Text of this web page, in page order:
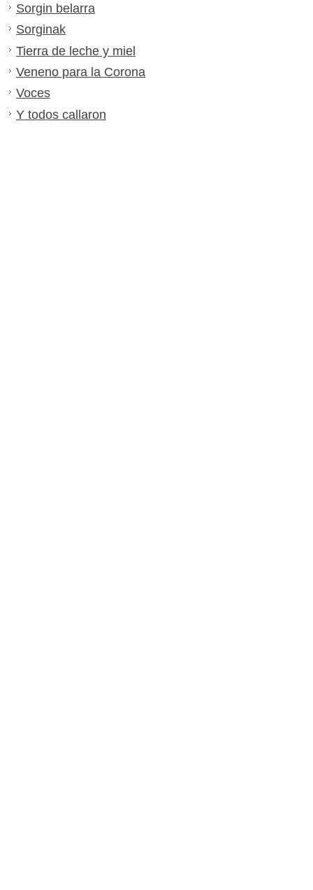
Sorgin belarra
Sorginak
Tierra de leche y miel
Veneno para la Corona
Voces
Y todos callaron